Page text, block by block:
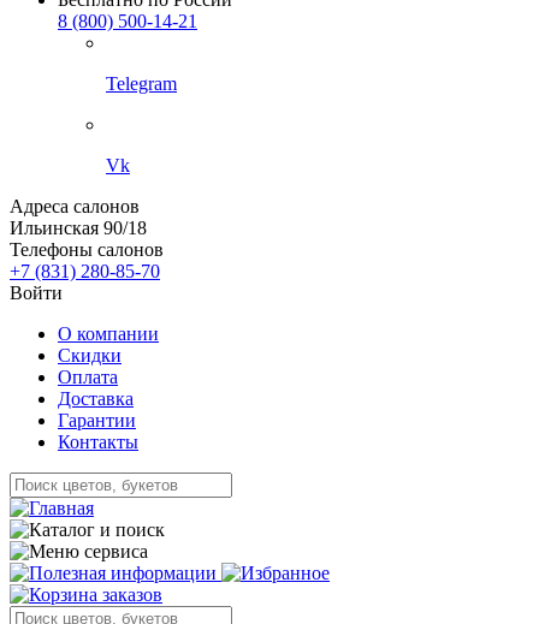
8 (800) 500-14-21
Telegram
Vk
Адреса салонов
Ильинская 90/18
Телефоны салонов
+7 (831) 280-85-70
Войти
О компании
Скидки
Оплата
Доставка
Гарантии
Контакты